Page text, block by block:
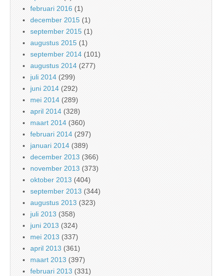
februari 2016 (1)
december 2015 (1)
september 2015 (1)
augustus 2015 (1)
september 2014 (101)
augustus 2014 (277)
juli 2014 (299)
juni 2014 (292)
mei 2014 (289)
april 2014 (328)
maart 2014 (360)
februari 2014 (297)
januari 2014 (389)
december 2013 (366)
november 2013 (373)
oktober 2013 (404)
september 2013 (344)
augustus 2013 (323)
juli 2013 (358)
juni 2013 (324)
mei 2013 (337)
april 2013 (361)
maart 2013 (397)
februari 2013 (331)